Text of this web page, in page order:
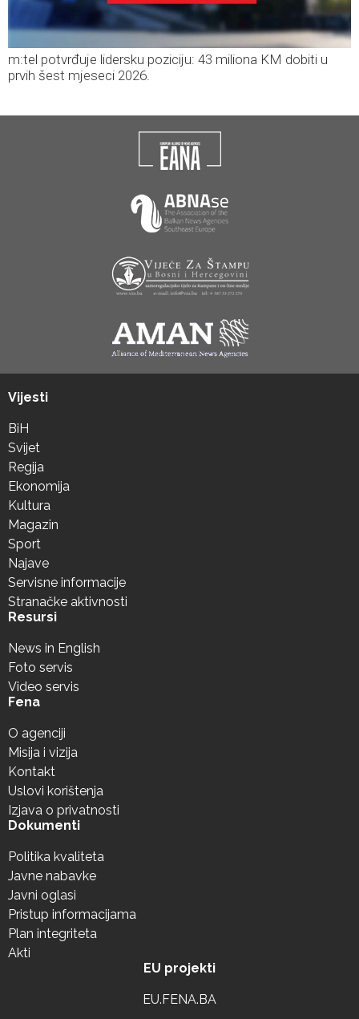
m:tel potvrđuje lidersku poziciju: 43 miliona KM dobiti u
prvih šest mjeseci 2026.
Vijesti
BiH
Svijet
Regija
Ekonomija
Kultura
Magazin
Sport
Najave
Servisne informacije
Stranačke aktivnosti
Resursi
News in English
Foto servis
Video servis
Fena
O agenciji
Misija i vizija
Kontakt
Uslovi korištenja
Izjava o privatnosti
Dokumenti
Politika kvaliteta
Javne nabavke
Javni oglasi
Pristup informacijama
Plan integriteta
Akti
EU projekti
EU.FENA.BA